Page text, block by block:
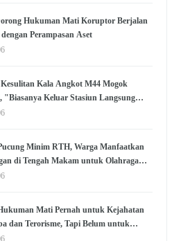
Hukuman Mati Koruptor Berjalan
Perampasan Aset
Kala Angkot M44 Mogok
"Biasanya Keluar Stasiun Langsung
Minim RTH, Warga Manfaatkan
di Tengah Makam untuk Olahraga
Mati Pernah untuk Kejahatan
dan Terorisme, Tapi Belum untuk